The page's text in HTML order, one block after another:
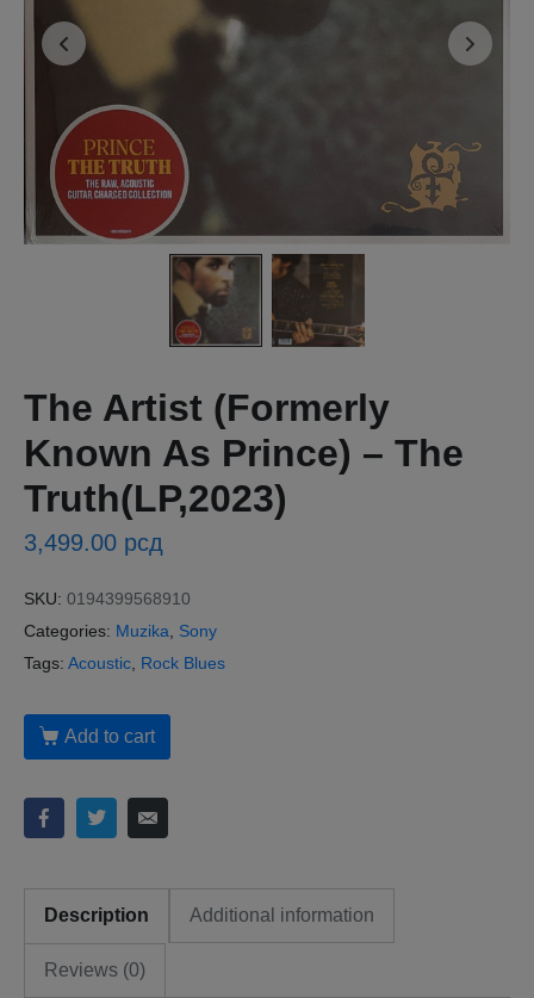
The Artist (Formerly
Known As Prince) – The
Truth(LP,2023)
3,499.00 рсд
SKU: 0194399568910
Categories: Muzika
Sony
Tags: Acoustic Rock Blues
Add to cart
Description Additional information
Reviews (0)